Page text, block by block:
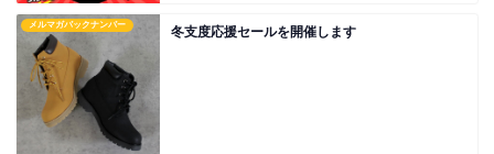
メルマガバックナンバー 冬支度応援セールを開催します